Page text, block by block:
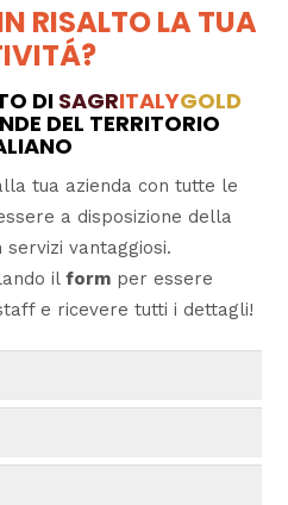
RISALTO LA TUA
DI SAGRITALYGOLD
DEL TERRITORIO
tua azienda con tutte le
a disposizione della
servizi vantaggiosi.
il form per essere
e ricevere tutti i dettagli!